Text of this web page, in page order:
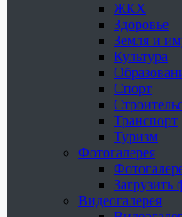
ЖКХ
Здоровье
Земля и
Культура
Спорт
Транспорт
Туризм
Фотогалерея
Загрузить
Видеогалерея